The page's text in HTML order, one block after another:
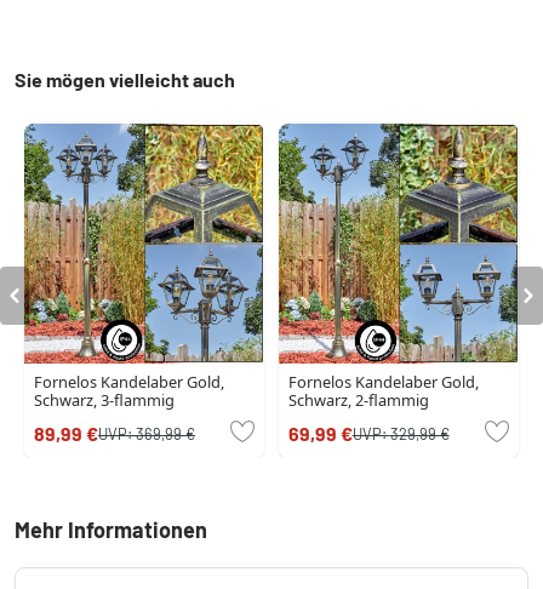
Sie mögen vielleicht auch
Fornelos Kandelaber Gold,
Schwarz, 3-flammig
89,99 €UVP:369,99 €
Fornelos Kandelaber Gold,
Schwarz, 2-flammig
69,99 €UVP:329,99 €
Mehr Informationen